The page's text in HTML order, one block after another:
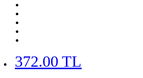
372.00 TL